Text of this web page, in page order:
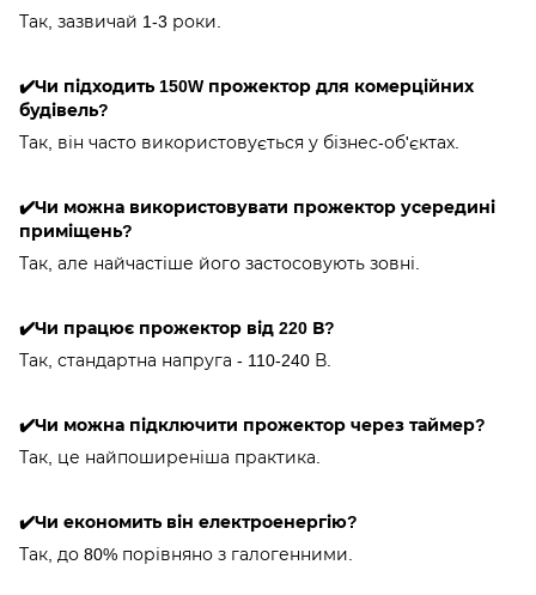
Так, зазвичай 1-3 роки.
✔️Чи підходить 150W прожектор для комерційних
будівель?
Так, він часто використовується у бізнес-об'єктах.
✔️Чи можна використовувати прожектор усередині
приміщень?
Так, але найчастіше його застосовують зовні.
✔️Чи працює прожектор від 220 В?
Так, стандартна напруга - 110-240 В.
✔️Чи можна підключити прожектор через таймер?
Так, це найпоширеніша практика.
✔️Чи економить він електроенергію?
Так, до 80% порівняно з галогенними.